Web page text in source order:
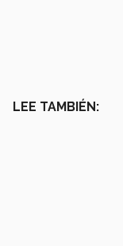
LEE TAMBIÉN: